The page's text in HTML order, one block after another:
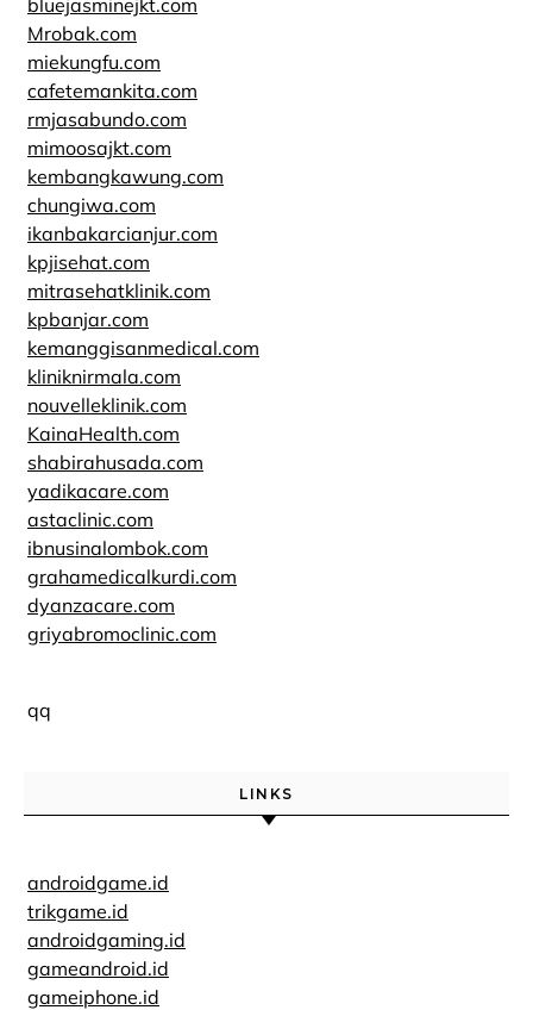
bluejasminejkt.com
Mrobak.com
miekungfu.com
cafetemankita.com
rmjasabundo.com
mimoosajkt.com
kembangkawung.com
chungiwa.com
ikanbakarcianjur.com
kpjisehat.com
mitrasehatklinik.com
kpbanjar.com
kemanggisanmedical.com
kliniknirmala.com
nouvelleklinik.com
KainaHealth.com
shabirahusada.com
yadikacare.com
astaclinic.com
ibnusinalombok.com
grahamedicalkurdi.com
dyanzacare.com
griyabromoclinic.com
qq
LINKS
androidgame.id
trikgame.id
androidgaming.id
gameandroid.id
gameiphone.id